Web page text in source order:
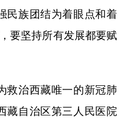
民族团结为着眼点和着
要坚持所有发展都要赋
治西藏唯一的新冠肺
藏自治区第三人民医院